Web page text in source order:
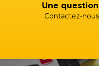
Une question
Contactez-